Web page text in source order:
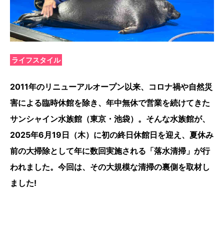
ライフスタイル
2011年のリニューアルオープン以来、コロナ禍や自然災
害による臨時休館を除き、年中無休で営業を続けてきた
サンシャイン水族館（東京・池袋）。そんな水族館が、
2025年6月19日（木）に初の終日休館日を迎え、夏休み
前の大掃除として年に数回実施される「落水清掃」が行
われました。今回は、その大規模な清掃の裏側を取材し
ました!